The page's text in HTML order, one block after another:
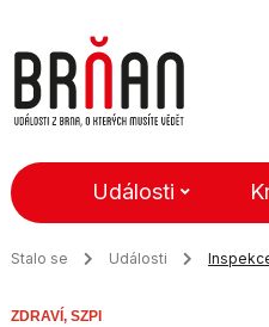
Události
Stalo se Události
ZDRAVÍ, SZPI